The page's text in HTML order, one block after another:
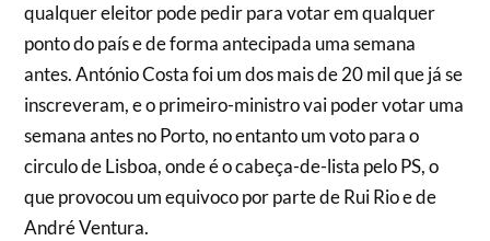
qualquer eleitor pode pedir para votar em qualquer
ponto do país e de forma antecipada uma semana
antes. António Costa foi um dos mais de 20 mil que já se
inscreveram, e o primeiro-ministro vai poder votar uma
semana antes no Porto, no entanto um voto para o
circulo de Lisboa, onde é o cabeça-de-lista pelo PS, o
que provocou um equivoco por parte de Rui Rio e de
André Ventura.